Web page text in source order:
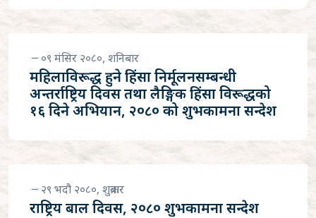
०९ मंसिर २०८०, शनिबार
महिलाविरूद्ध हुने हिंसा निर्मूलनसम्बन्धी
अन्तर्राष्ट्रिय दिवस तथा लैङ्गिक हिंसा विरूद्धको
१६ दिने अभियान, २०८० को शुभकामना सन्देश
२९ भदौ २०८०, शुक्रबार
राष्ट्रिय बाल दिवस, २०८० शुभकामना सन्देश